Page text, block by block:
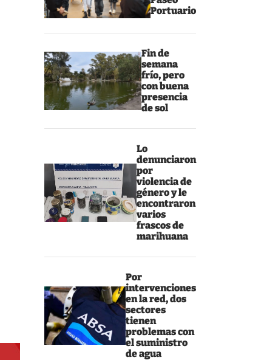
Portuario
Fin de
semana
frío, pero
con buena
presencia
de sol
Lo
denunciaron
por
violencia de
género y le
encontraron
varios
frascos de
marihuana
Por
intervenciones
en la red, dos
sectores
tienen
problemas con
el suministro
de agua